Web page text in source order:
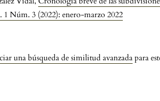
Núm. 3 (2022): enero-marzo 2022
una búsqueda de similitud avanzadapara